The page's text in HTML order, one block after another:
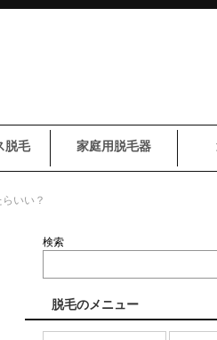
脱毛 家庭用脱毛器
いい？
検索
脱毛のメニュー